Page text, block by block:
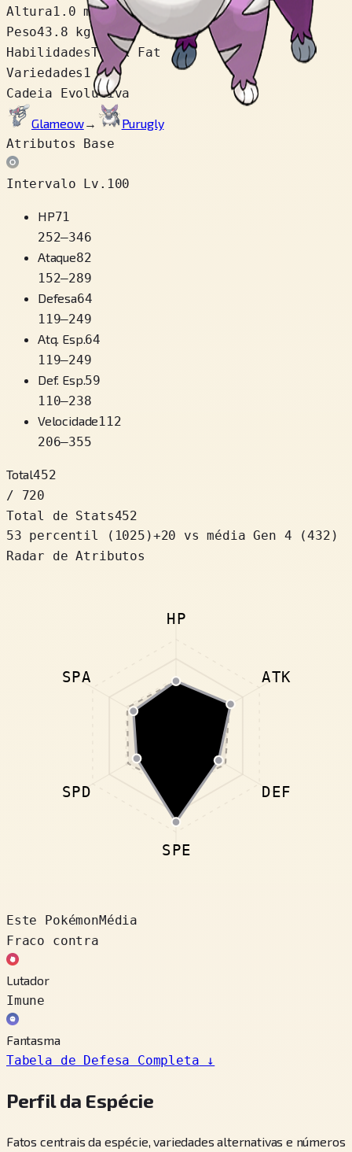
Altura1.0 m
Peso43.8 kg
HabilidadesThick Fat
Variedades 1
Cadeia Evolutiva
Glameow→
Purugly
Atributos Base
Intervalo Lv.100
HP71
252–346
Ataque82
152–289
Defesa64
119–249
Atq. Esp.64
119–249
Def. Esp.59
110–238
Velocidade112
206–355
Total452
/ 720
Total de Stats452
53 percentil
( 1025 )+20
vs média Gen 4 (432)
Radar de Atributos
HP
ATK
DEF
SPE
SPD
SPA
Este PokémonMédia
Fraco contra
Lutador
Imune
Fantasma
Tabela de Defesa Completa ↓
Perfil da Espécie
Fatos centrais da espécie, variedades alternativas e números